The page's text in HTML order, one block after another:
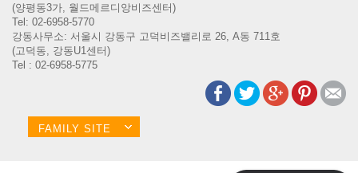
(양평동3가, 월드메르디앙비즈센터)
Tel: 02-6958-5770
강동사무소: 서울시 강동구 고덕비즈밸리로 26, A동 711호
(고덕동, 강동U1센터)
Tel : 02-6958-5775
FAMILY SITE